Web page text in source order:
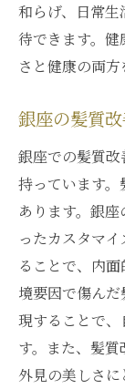
和らげ、日常
待できます。
さと健康の両方
銀座の髪質
銀座での髪質
持っています
あります。銀
ったカスタマ
ることで、内
境要因で傷ん
現することで
す。また、髪
外見の美しさ